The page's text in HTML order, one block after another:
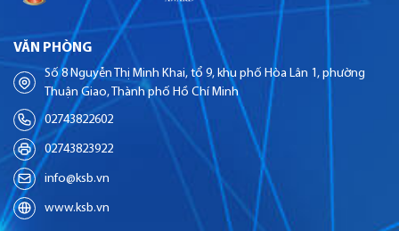
VĂN PHÒNG
Số 8 Nguyễn Thị Minh Khai, tổ 9, khu phố Hòa Lân 1, phường
Thuận Giao, Thành phố Hồ Chí Minh
02743822602
02743823922
info@ksb.vn
www.ksb.vn